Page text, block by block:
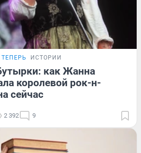
ИСТОРИИ
как Жанна
королевой рок-н-
сейчас
2 392 9